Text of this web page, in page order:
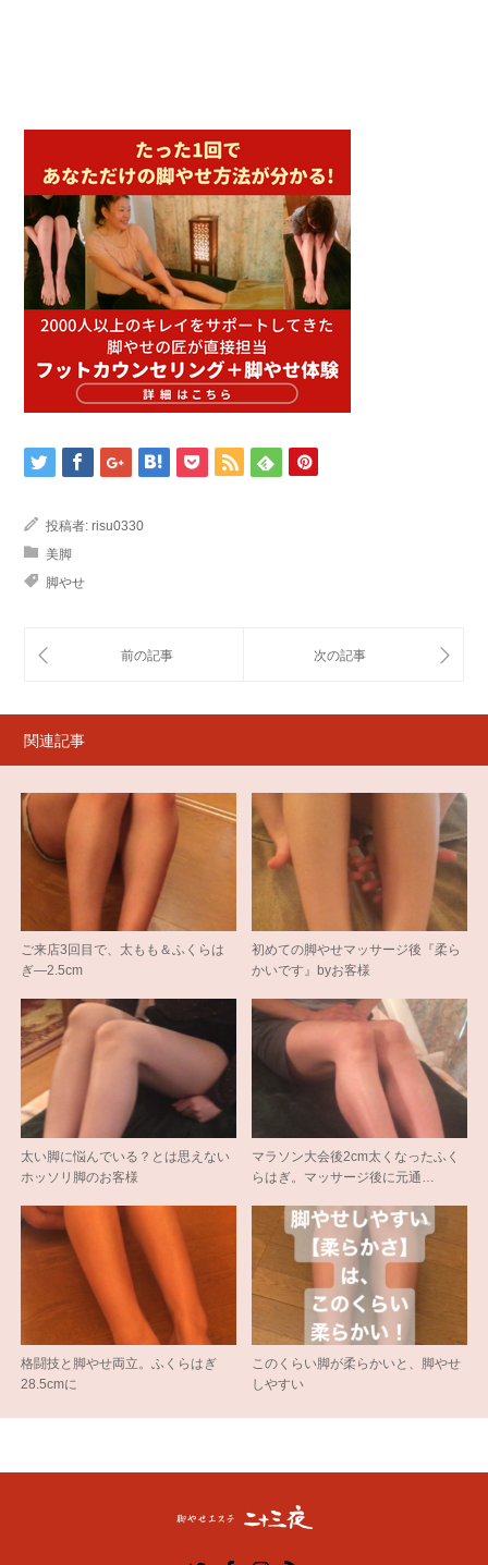
投稿者: risu0330
美脚
脚やせ
関連記事
ご来店3回目で、太もも＆ふくらは
ぎ―2.5cm
初めての脚やせマッサージ後『柔ら
かいです』byお客様
太い脚に悩んでいる？とは思えない
ホッソリ脚のお客様
マラソン大会後2cm太くなったふく
らはぎ。マッサージ後に元通…
格闘技と脚やせ両立。ふくらはぎ
28.5cmに
このくらい脚が柔らかいと、脚やせ
しやすい